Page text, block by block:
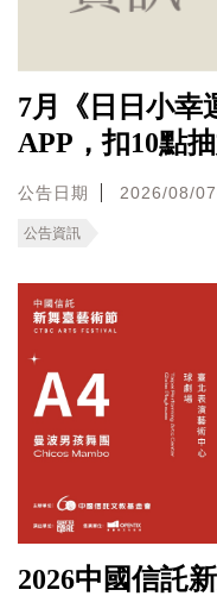
7月《日日小幸
APP，扣10點
公告日期 2026/08/
公告資訊
2026中國信託